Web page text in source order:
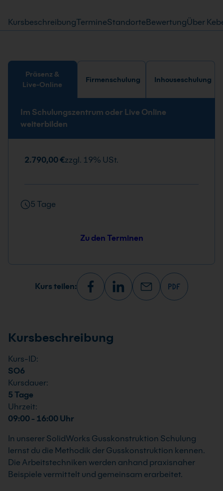
KursbeschreibungTermineStandorteBewertungÜber
Präsenz &
Live-Online
Firmenschulung Inhouseschulung
Im Schulungszentrum oder Live Online
weiterbilden
2.790,00 €zzgl. 19% USt.
5 Tage
Zu den Terminen
Kurs teilen:
Kursbeschreibung
Kurs-ID:
SO6
Kursdauer:
5 Tage
Uhrzeit:
09:00 - 16:00 Uhr
In unserer SolidWorks Gusskonstruktion Schulung
lernst du die Methodik der Gusskonstruktion kennen.
Die Arbeitstechniken werden anhand praxisnaher
Beispiele vermittelt und gemeinsam erarbeitet.